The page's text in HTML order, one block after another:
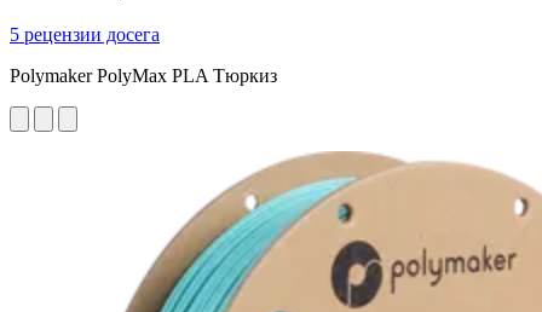
5 рецензии досега
Polymaker PolyMax PLA Tюркиз